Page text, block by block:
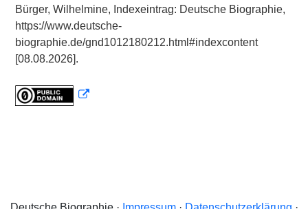
Bürger, Wilhelmine, Indexeintrag: Deutsche Biographie,
https://www.deutsche-
biographie.de/gnd1012180212.html#indexcontent
[08.08.2026].